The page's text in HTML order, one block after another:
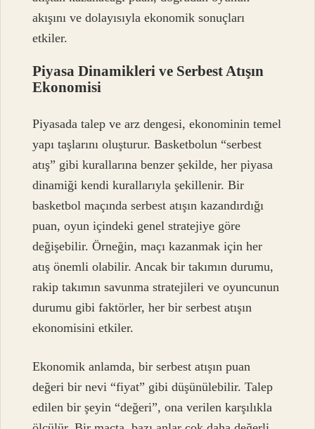
akışını ve dolayısıyla ekonomik sonuçları
etkiler.
Piyasa Dinamikleri ve Serbest Atışın
Ekonomisi
Piyasada talep ve arz dengesi, ekonominin temel
yapı taşlarını oluşturur. Basketbolun “serbest
atış” gibi kurallarına benzer şekilde, her piyasa
dinamiği kendi kurallarıyla şekillenir. Bir
basketbol maçında serbest atışın kazandırdığı
puan, oyun içindeki genel stratejiye göre
değişebilir. Örneğin, maçı kazanmak için her
atış önemli olabilir. Ancak bir takımın durumu,
rakip takımın savunma stratejileri ve oyuncunun
durumu gibi faktörler, her bir serbest atışın
ekonomisini etkiler.
Ekonomik anlamda, bir serbest atışın puan
değeri bir nevi “fiyat” gibi düşünülebilir. Talep
edilen bir şeyin “değeri”, ona verilen karşılıkla